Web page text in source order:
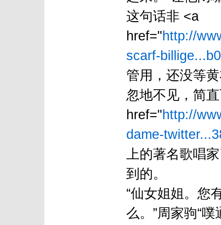
这句话非 <a
href="http://
scarf-
管用，还没等
忽地不见，简
href="http://
dame-
上的著名歌唱
到的。
“仙女姐姐。您
么。”周家驹“